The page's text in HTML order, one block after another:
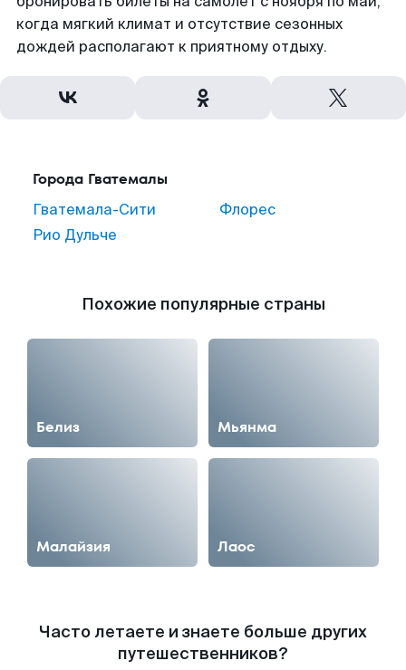
когда мягкий климат и отсутствие сезонных
дождей располагают к приятному отдыху.
Города Гватемалы
Гватемала-Сити
Рио Дульче
Флорес
Похожие популярные страны
Белиз Мьянма
Малайзия Лаос
Часто летаете и знаете больше других
путешественников?